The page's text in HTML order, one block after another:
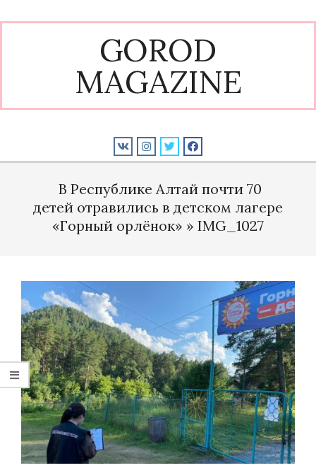
to
GOROD
MAGAZINE
В Республике Алтай почти 70
детей отравились в детском лагере
«Горный орлёнок» » IMG_1027